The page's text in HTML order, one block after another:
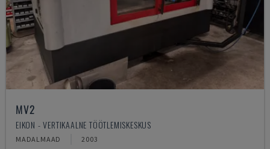
MV2
EIKON - VERTIKAALNE TÖÖTLEMISKESKUS
MADALMAAD 2003